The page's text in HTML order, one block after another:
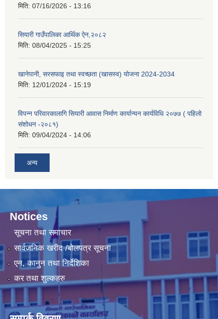
मिति: 07/16/2026 - 13:16
सियारी गाउँपालिका आर्थिक ऐन,२०८२
मिति: 08/04/2025 - 15:25
खानेपानी, सरसफाइ तथा स्वच्छता (खासस्व) योजना 2024-2034
मिति: 12/01/2024 - 15:19
विपन्न परिवारकालागि सियारी आवास निर्माण कार्यान्यन कार्यविधि २०७७ ( पहिलो
संशोधन -२०८१)
मिति: 09/04/2024 - 14:06
अन्य
Notices
सूचना तथा समाचार
सार्वजनिक खरीद /बोलपत्र सूचना
एन, कानुन तथा निर्देशिका
कर तथा शुल्कहरु